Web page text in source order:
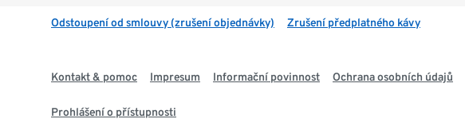
Odstoupení od smlouvy (zrušení objednávky) Zrušení předplatného kávy
Kontakt & pomoc Impresum Informační povinnost Ochrana osobních údajů
Prohlášení o přístupnosti